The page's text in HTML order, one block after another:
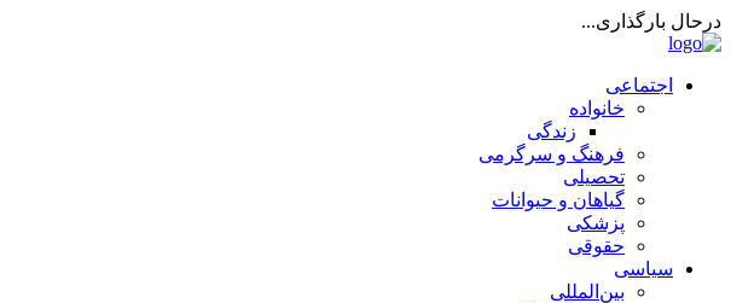
درحال بارگذاری...
اجتماعی
خانواده
زندگی
فرهنگ و سرگرمی
تحصیلی
گیاهان و حیوانات
پزشکی
حقوقی
سیاسی
بین‌المللی